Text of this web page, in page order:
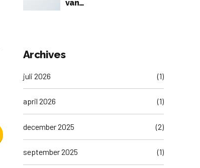
van
Archives
juli 2026 (1)
april 2026 (1)
december 2025 (2)
september 2025 (1)